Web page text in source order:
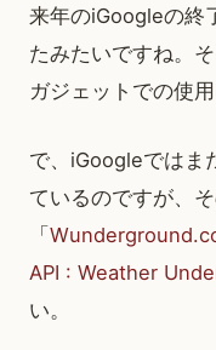
来年のiGoogleの終
たみたいですね。
ガジェットでの使
で、iGoogleではま
ているのですが、
「
API : Weather
い。